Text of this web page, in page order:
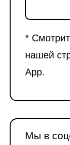
*
нашей
App.
Мы в